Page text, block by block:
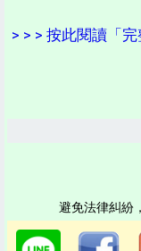
> > > 按此閱讀「完
避免法律糾紛